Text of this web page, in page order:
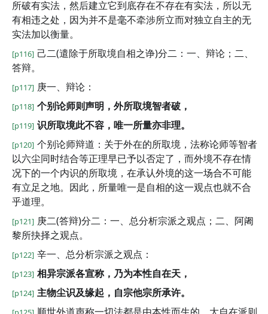
所破有实法，然后建立它到底存在不存在有实法，所以无
有相违之处，因为并不是毫不牵涉所立而对独立自主的无
实法加以衡量。
[p116] 己二(遣除于所取境自相之诤)分二：一、辩论；二、
答辩。
[p117] 庚一、辩论：
[p118] 个别论师则声明，外所取境智者破，
[p119] 识所取境此不容，唯一所量亦非理。
[p120] 个别论师辩道：关于外在的所取境，法称论师等智者
以六尘同时结合等正理早已予以否定了，而外境不存在情
况下的一个内识的所取境，在承认外境的这一场合不可能
有立足之地。因此，所量唯一是自相的这一观点也就不合
乎道理。
[p121] 庚二(答辩)分二：一、总分析宗派之观点；二、阿阇
黎所抉择之观点。
[p122] 辛一、总分析宗派之观点：
[p123] 相异宗派各宣称，乃为本性自在天，
[p124] 主物尘识及缘起，自宗他宗所承许。